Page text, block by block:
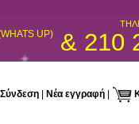
UP) & 210
Σύνδεση Νέα εγγραφή